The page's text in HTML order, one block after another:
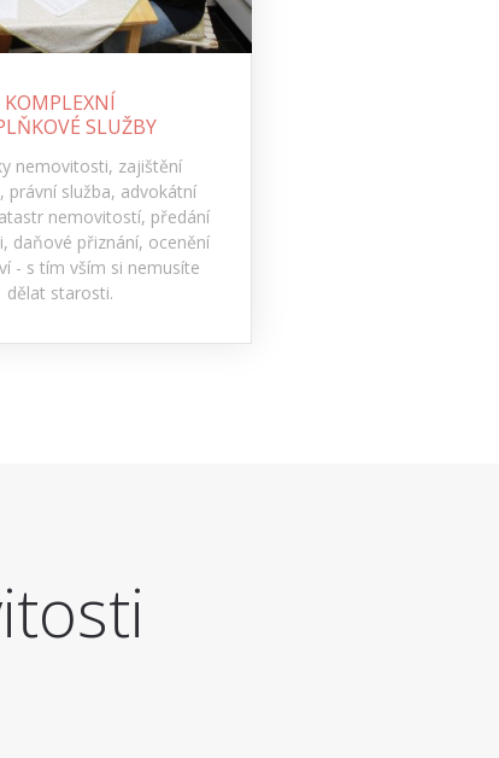
KOMPLEXNÍ
SLUŽBY
nemovitosti, zajištění
právní služba, advokátní
nemovitostí, předání
daňové přiznání, ocenění
- s tím vším si nemusíte
dělat starosti.